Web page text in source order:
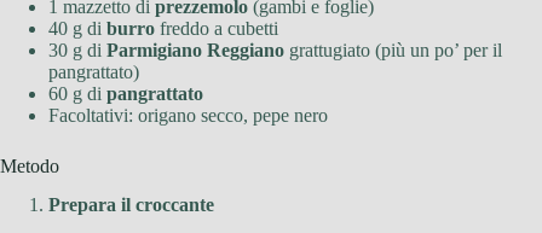
1 mazzetto di prezzemolo (gambi e foglie)
40 g di burro freddo a cubetti
30 g di Parmigiano Reggiano grattugiato (più un po’ per il
pangrattato)
60 g di pangrattato
Facoltativi: origano secco, pepe nero
Metodo
Prepara il croccante